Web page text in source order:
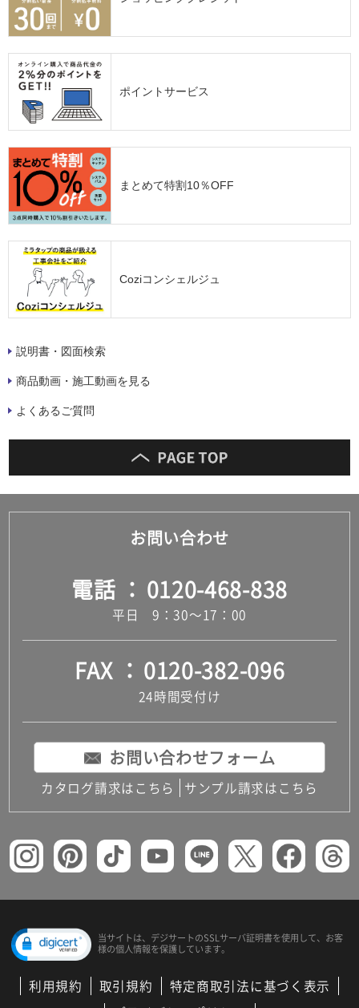
ポイントサービス
まとめて特割10％OFF
Coziコンシェルジュ
説明書・図面検索
商品動画・施工動画を見る
よくあるご質問
お問い合わせ
電話 0120-468-838
平日 9：30～17：00
FAX 0120-382-096
24時間受付け
お問い合わせフォーム
カタログ請求はこちら サンプル請求はこちら
当サイトは、デジサートのSSLサーバ証明書を使用して、 お客
様の個人情報を保護しています。
利用規約 取引規約
特定商取引法に基づく表示